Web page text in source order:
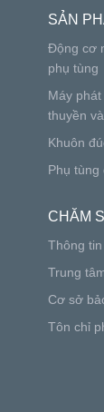
SẢN
Động cơ
phụ tùng
Máy
thuyền
Khuôn
Phụ tùng
CHĂM
Thông
Trung
Cơ sở
Tôn chỉ